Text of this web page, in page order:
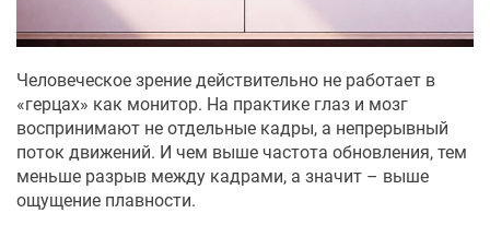
Человеческое зрение действительно не работает в
«герцах» как монитор. На практике глаз и мозг
воспринимают не отдельные кадры, а непрерывный
поток движений. И чем выше частота обновления, тем
меньше разрыв между кадрами, а значит – выше
ощущение плавности.